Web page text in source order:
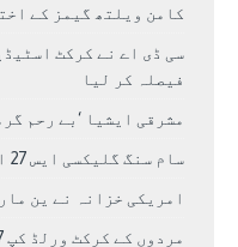
کامن ویلتھ گیمز کے
سی ڈی اے نے کرکٹ
فیصلہ کر لیا
مشرقی ایشیا ‘بے رحم
سام سنگ گلیکسی ایس 27 الٹرا سے ایک کیمرا ہٹا دے گا.
امریکی خزانہ نے ین